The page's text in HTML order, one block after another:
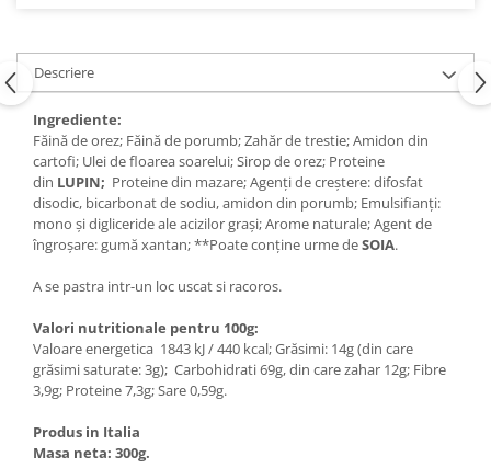
Descriere
Ingrediente:
Făină de orez; Făină de porumb; Zahăr de trestie; Amidon din
cartofi; Ulei de floarea soarelui; Sirop de orez; Proteine
din LUPIN; Proteine din mazare; Agenți de creștere: difosfat
disodic, bicarbonat de sodiu, amidon din porumb; Emulsifianți:
mono și digliceride ale acizilor grași; Arome naturale; Agent de
îngroșare: gumă xantan; **Poate conține urme deSOIA.
A se pastra intr-un loc uscat si racoros.
Valori nutritionale pentru 100g:
Valoare energetica 1843 kJ / 440 kcal; Grăsimi: 14g (din care
grăsimi saturate: 3g); Carbohidrati 69g, din care zahar 12g; Fibre
3,9g; Proteine 7,3g; Sare 0,59g.
Produs in Italia
Masa neta: 300g.